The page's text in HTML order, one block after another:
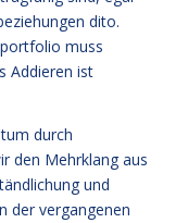
dito.
muss
Addieren ist
durch
den Mehrklang aus
und
der vergangenen